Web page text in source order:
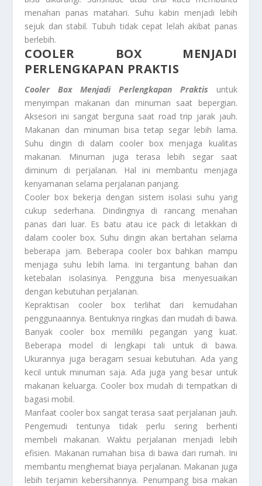
menahan panas matahari. Suhu kabin menjadi lebih
sejuk dan stabil. Tubuh tidak cepat lelah akibat panas
berlebih.
COOLER BOX MENJADI
PERLENGKAPAN PRAKTIS
Cooler Box Menjadi Perlengkapan Praktis untuk
menyimpan makanan dan minuman saat bepergian.
Aksesori ini sangat berguna saat road trip jarak jauh.
Makanan dan minuman bisa tetap segar lebih lama.
Suhu dingin di dalam cooler box menjaga kualitas
makanan. Minuman juga terasa lebih segar saat
diminum di perjalanan. Hal ini membantu menjaga
kenyamanan selama perjalanan panjang.
Cooler box bekerja dengan sistem isolasi suhu yang
cukup sederhana. Dindingnya di rancang menahan
panas dari luar. Es batu atau ice pack di letakkan di
dalam cooler box. Suhu dingin akan bertahan selama
beberapa jam. Beberapa cooler box bahkan mampu
menjaga suhu lebih lama. Ini tergantung bahan dan
ketebalan isolasinya. Pengguna bisa menyesuaikan
dengan kebutuhan perjalanan.
Kepraktisan cooler box terlihat dari kemudahan
penggunaannya. Bentuknya ringkas dan mudah di bawa.
Banyak cooler box memiliki pegangan yang kuat.
Beberapa model di lengkapi tali untuk di bawa.
Ukurannya juga beragam sesuai kebutuhan. Ada yang
kecil untuk minuman saja. Ada juga yang besar untuk
makanan keluarga. Cooler box mudah di tempatkan di
bagasi mobil.
Manfaat cooler box sangat terasa saat perjalanan jauh.
Pengemudi tentunya tidak perlu sering berhenti
membeli makanan. Waktu perjalanan menjadi lebih
efisien. Makanan rumahan bisa di bawa dari rumah. Ini
membantu menghemat biaya perjalanan. Makanan juga
lebih terjamin kebersihannya. Penumpang bisa makan